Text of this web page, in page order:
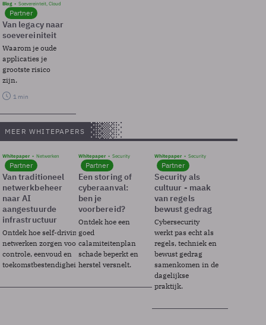
Blog Soevereinteit, Cloud
Partner
Van legacy naar
soevereiniteit
Waarom je oude
applicaties je
grootste risico
zijn.
1 min
MEER WHITEPAPERS
Whitepaper Netwerken
Partner
Van traditioneel
netwerkbeheer
naar AI
aangestuurde
infrastructuur
Ontdek hoe self-driving
netwerken zorgen voor
controle, eenvoud en
toekomstbestendigheid.
Whitepaper Security
Partner
Een storing of
cyberaanval:
ben je
voorbereid?
Ontdek hoe een
goed
calamiteitenplan
schade beperkt en
herstel versnelt.
Whitepaper Security
Partner
Security als
cultuur - maak
van regels
bewust gedrag
Cybersecurity
werkt pas echt als
regels, techniek en
bewust gedrag
samenkomen in de
dagelijkse
praktijk.